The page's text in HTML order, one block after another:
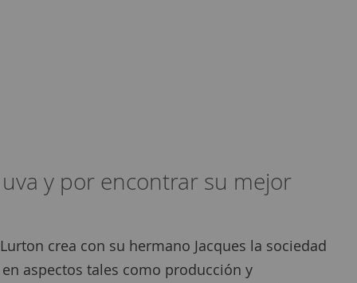
y por encontrar su mejor
crea con su hermano Jacques la sociedad
aspectos tales como producción y